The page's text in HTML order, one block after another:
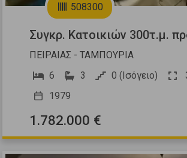
508300
Συγκρ. Κατοικιών 300τ.μ.
ΠΕΙΡΑΙΑΣ - ΤΑΜΠΟΥΡΙΑ
6
3 0 (Ισόγειο)
1979
1.782.000 €